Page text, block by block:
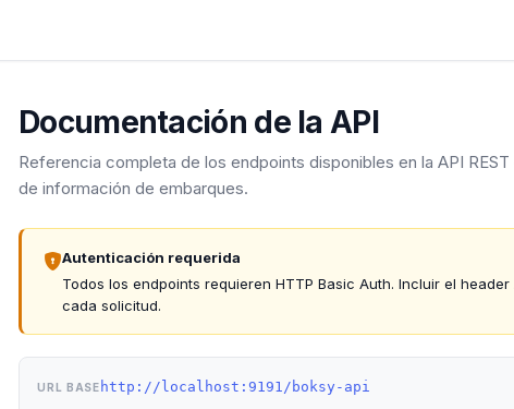
Documentación de la API
Referencia completa de los endpoints disponibles en la API
de información de embarques.
Autenticación requerida
Todos los endpoints requieren HTTP Basic Auth. Incluir el
cada solicitud.
URL BASE http://localhost:9191/boksy-api